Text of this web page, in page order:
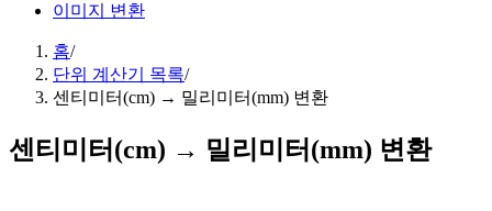
이미지 변환
홈/
단위 계산기 목록/
센티미터(cm) → 밀리미터(mm) 변환
센티미터(cm) → 밀리미터(mm) 변환